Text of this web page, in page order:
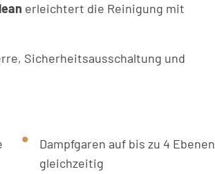
erleichtert die Reinigung mit
Sicherheitsausschaltung und
Dampfgaren auf bis zu 4 Ebenen
gleichzeitig